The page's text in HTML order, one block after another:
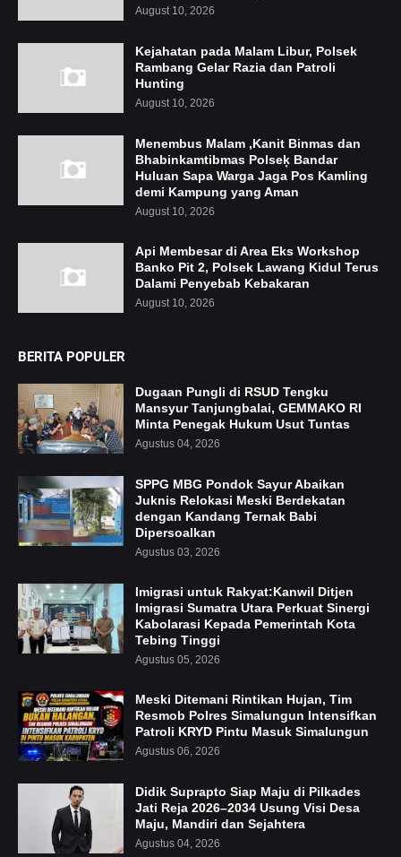
August 10, 2026
Kejahatan pada Malam Libur, Polsek
Rambang Gelar Razia dan Patroli
Hunting
August 10, 2026
Menembus Malam ,Kanit Binmas dan
Bhabinkamtibmas Polseķ Bandar
Huluan Sapa Warga Jaga Pos Kamling
demi Kampung yang Aman
August 10, 2026
Api Membesar di Area Eks Workshop
Banko Pit 2, Polsek Lawang Kidul Terus
Dalami Penyebab Kebakaran
August 10, 2026
BERITA POPULER
Dugaan Pungli di RSUD Tengku
Mansyur Tanjungbalai, GEMMAKO RI
Minta Penegak Hukum Usut Tuntas
Agustus 04, 2026
SPPG MBG Pondok Sayur Abaikan
Juknis Relokasi Meski Berdekatan
dengan Kandang Ternak Babi
Dipersoalkan
Agustus 03, 2026
Imigrasi untuk Rakyat:Kanwil Ditjen
Imigrasi Sumatra Utara Perkuat Sinergi
Kabolarasi Kepada Pemerintah Kota
Tebing Tinggi
Agustus 05, 2026
Meski Ditemani Rintikan Hujan, Tim
Resmob Polres Simalungun Intensifkan
Patroli KRYD Pintu Masuk Simalungun
Agustus 06, 2026
Didik Suprapto Siap Maju di Pilkades
Jati Reja 2026–2034 Usung Visi Desa
Maju, Mandiri dan Sejahtera
Agustus 04, 2026